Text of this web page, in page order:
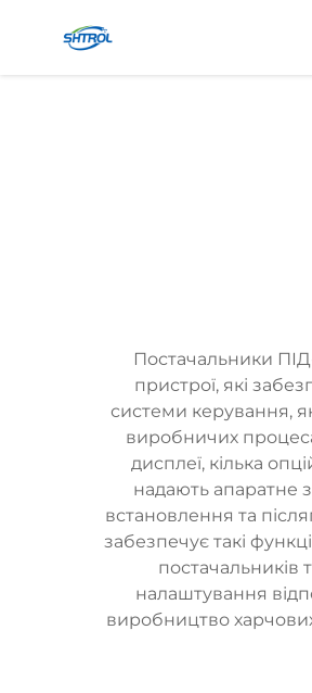
Постачальники
пристрої, які
системи керування,
виробничих
дисплеї, кілька
надають апаратне
встановлення та
забезпечує такі
постачальників
налаштування
виробництво